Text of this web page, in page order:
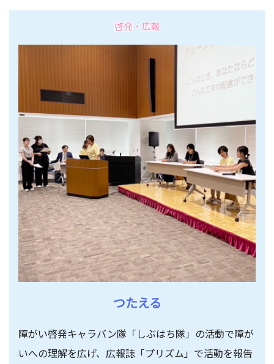
啓発・広報
つたえる
障がい啓発キャラバン隊「しぶはち隊」の活動で障が
いへの理解を広げ、広報誌「プリズム」で活動を報告